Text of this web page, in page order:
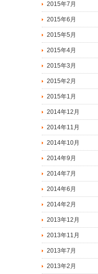
2015年7月
2015年6月
2015年5月
2015年4月
2015年3月
2015年2月
2015年1月
2014年12月
2014年11月
2014年10月
2014年9月
2014年7月
2014年6月
2014年2月
2013年12月
2013年11月
2013年7月
2013年2月